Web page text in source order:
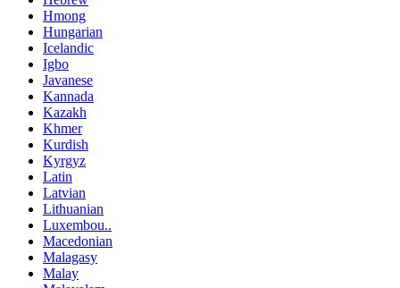
Hmong
Hungarian
Icelandic
Igbo
Javanese
Kannada
Kazakh
Khmer
Kurdish
Kyrgyz
Latin
Latvian
Lithuanian
Luxembou..
Macedonian
Malagasy
Malay